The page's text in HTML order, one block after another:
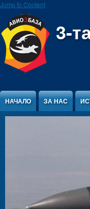
Jump to Content
3-
НАЧАЛО ЗА НАС